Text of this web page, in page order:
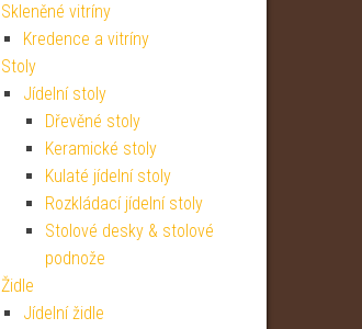
Skleněné vitríny
Kredence a vitríny
Stoly
Jídelní stoly
Dřevěné stoly
Keramické stoly
Kulaté jídelní stoly
Rozkládací jídelní stoly
Stolové desky & stolové
podnože
Židle
Jídelní židle